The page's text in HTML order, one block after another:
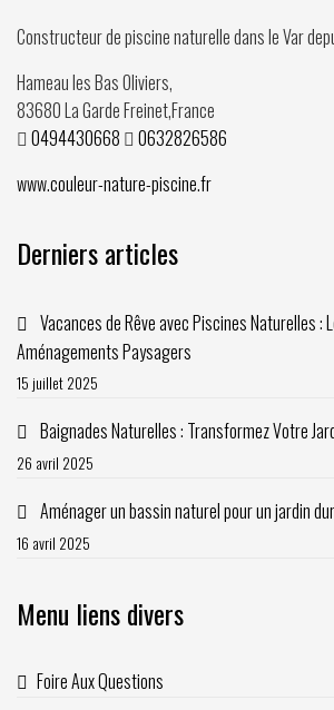
Constructeur de piscine naturelle dans le Var
Hameau les Bas Oliviers,
83680La Garde Freinet,France
0494430668
0632826586
www.couleur-nature-piscine.fr
Derniers articles
Vacances de Rêve avec Piscines Naturelles :
Aménagements Paysagers
15 juillet 2025
Baignades Naturelles : Transformez Votre
26 avril 2025
Aménager un bassin naturel pour un jardin
16 avril 2025
Menu liens divers
Foire Aux Questions